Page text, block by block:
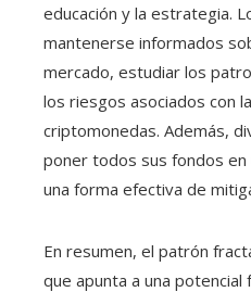
educación y la estrategia.
mantenerse informados
mercado, estudiar los
los riesgos asociados con
criptomonedas. Además,
poner todos sus fondos
una forma efectiva de
En resumen, el patrón
que apunta a una potencial